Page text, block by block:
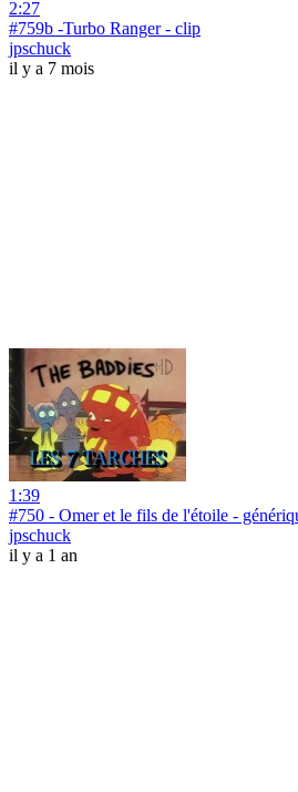
2:27
#759b -Turbo Ranger - clip
jpschuck
il y a 7 mois
1:39
#750 - Omer et le fils de l'étoile -
jpschuck
il y a 1 an